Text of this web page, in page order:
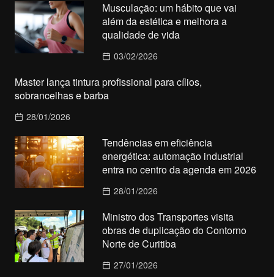
Musculação: um hábito que vai
além da estética e melhora a
qualidade de vida
03/02/2026
Master lança tintura profissional para cílios,
sobrancelhas e barba
28/01/2026
Tendências em eficiência
energética: automação industrial
entra no centro da agenda em 2026
28/01/2026
Ministro dos Transportes visita
obras de duplicação do Contorno
Norte de Curitiba
27/01/2026